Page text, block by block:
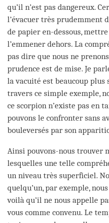
qu’il n’est pas dangereux.
l’évacuer très prudemment
de papier en-dessous,
l’emmener dehors. La
pas dire que nous ne
prudence est de mise. Je
la vacuité est beaucoup plus
travers ce simple exemple,
ce scorpion n’existe pas en
pouvons le confronter sans
bouleversés par son
Ainsi pouvons-nous trouver
lesquelles une telle
un niveau très superficiel.
quelqu’un, par exemple,
voilà qu’il ne nous appelle
vous comme convenu. Le